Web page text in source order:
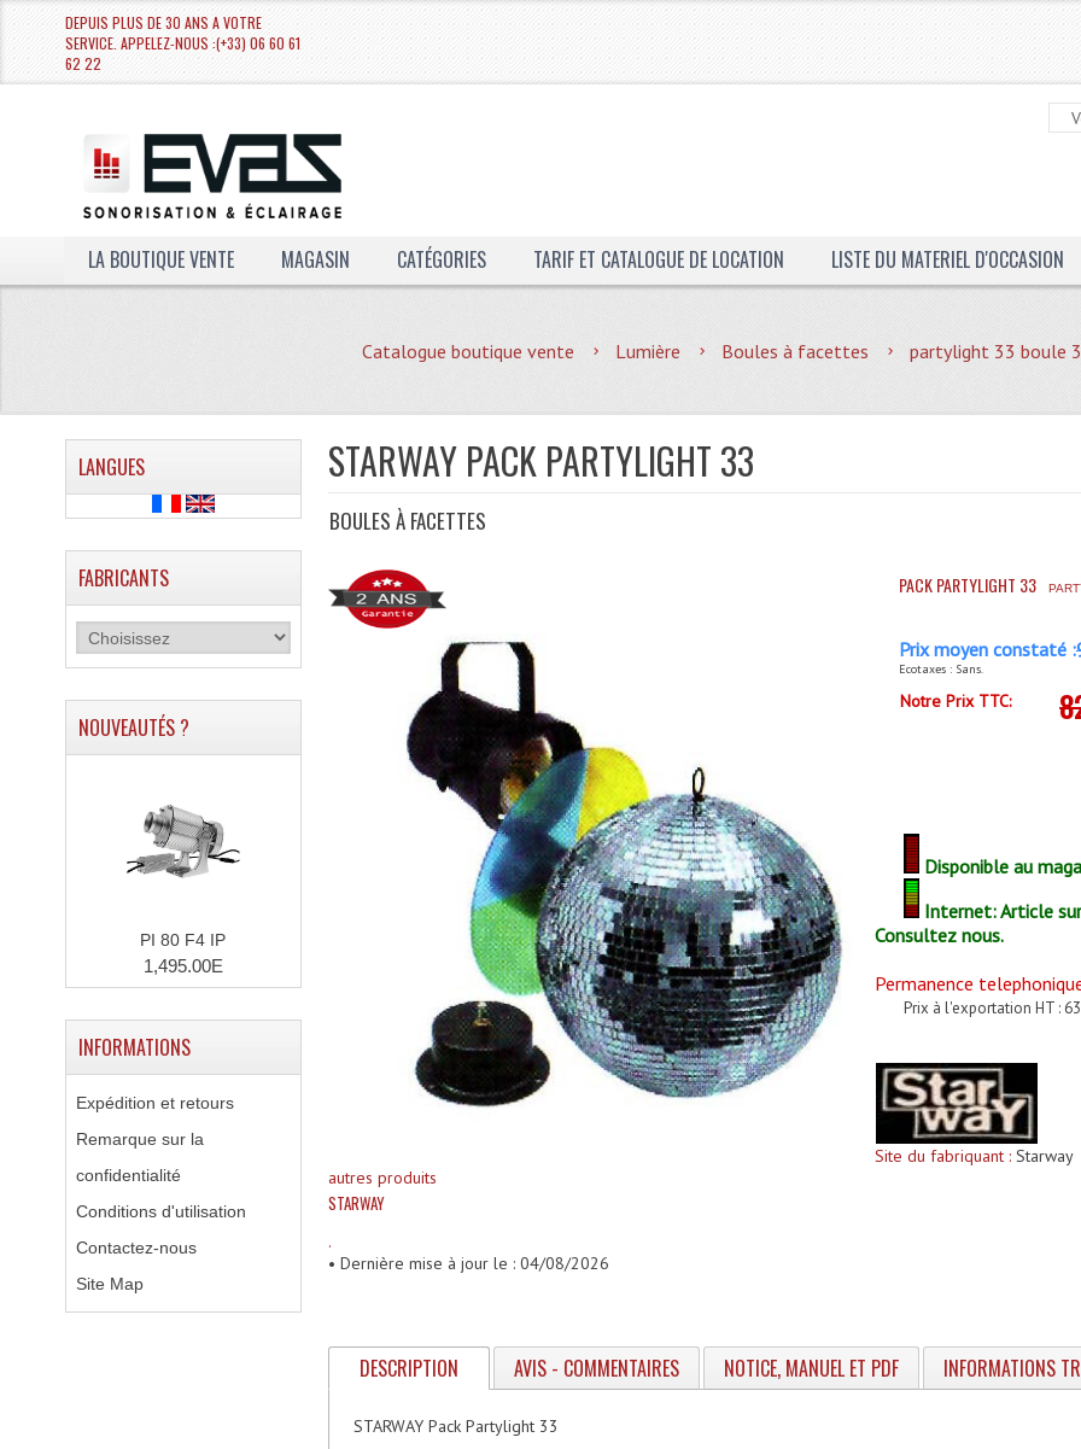
DEPUIS PLUS DE 30 ANS A VOTRE
SERVICE. APPELEZ-NOUS :(+33) 06 60 61
62 22
LA BOUTIQUE VENTE MAGASIN CATÉGORIES TARIF ET CATALOGUE DE LOCATION LISTE DU MATERIEL D'OCCASION
Catalogue boutique vente Lumière Boules à facettes partylight 33 boule
STARWAY PACK PARTYLIGHT 33
BOULES À FACETTES
PACK PARTYLIGHT 33
Prix moyen constaté :
Ecotaxes : Sans.
Notre Prix TTC:
Disponible au
Internet: Article
Consultez nous.
Permanence
Prix à l'exportation HT :
Site du fabriquant :Starway
autres produits
STARWAY
.
• Dernière mise à jour le : 04/08/2026
DESCRIPTION AVIS - COMMENTAIRES NOTICE, MANUEL ET PDF INFORMATIONS
STARWAY Pack Partylight 33
LANGUES
FABRICANTS
NOUVEAUTÉS ?
PI 80 F4 IP
1,495.00E
INFORMATIONS
Expédition et retours
Remarque sur la
confidentialité
Conditions d'utilisation
Contactez-nous
Site Map